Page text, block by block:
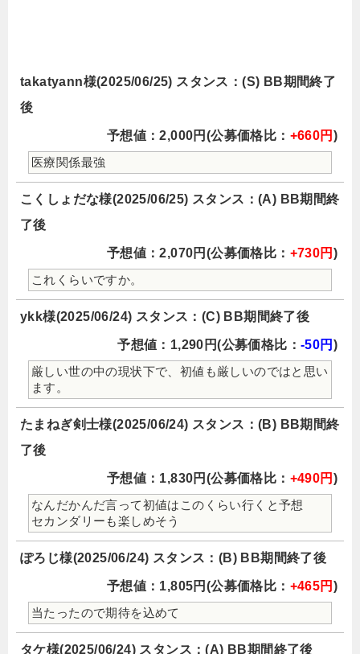
takatyann様(2025/06/25) スタンス：(S) BB期間終了
後
予想値：2,000円(公募価格比： +660円 )
医療関係最強
こくしょだな様(2025/06/25) スタンス：(A) BB期間終
了後
予想値：2,070円(公募価格比： +730円 )
これくらいですか。
ykk様(2025/06/24) スタンス：(C) BB期間終了後
予想値：1,290円(公募価格比： -50円 )
厳しい世の中の現状下で、初値も厳しいのではと思い
ます。
たまねぎ剣士様(2025/06/24) スタンス：(B) BB期間終
了後
予想値：1,830円(公募価格比： +490円 )
なんだかんだ言って初値はこのくらい行くと予想
セカンダリーも楽しめそう
ぽろじ様(2025/06/24) スタンス：(B) BB期間終了後
予想値：1,805円(公募価格比： +465円 )
当たったので期待を込めて
タケ様(2025/06/24) スタンス：(A) BB期間終了後